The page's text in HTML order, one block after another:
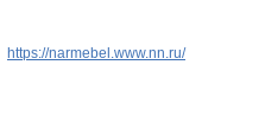
https://narmebel.www.nn.ru/